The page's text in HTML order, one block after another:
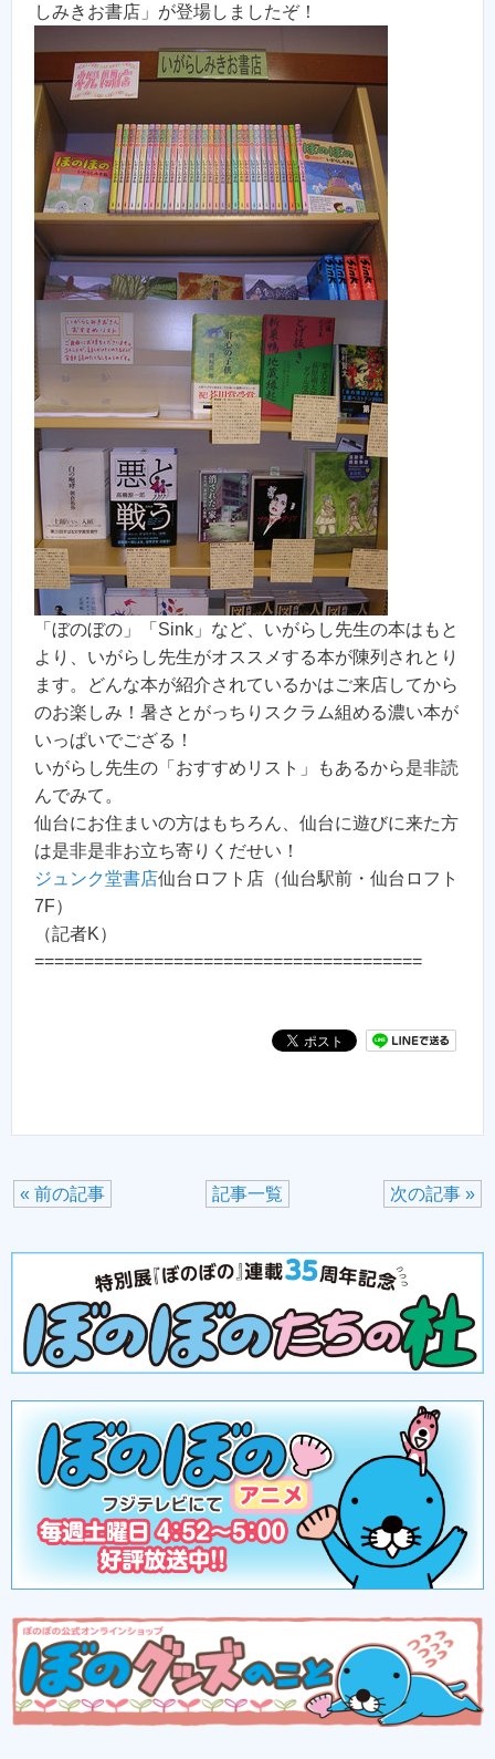
しみきお書店」が登場しましたぞ！
「ぼのぼの」「Sink」など、いがらし先生の本はもと
より、いがらし先生がオススメする本が陳列されとり
ます。どんな本が紹介されているかはご来店してから
のお楽しみ！暑さとがっちりスクラム組める濃い本が
いっぱいでござる！
いがらし先生の「おすすめリスト」もあるから是非読
んでみて。
仙台にお住まいの方はもちろん、仙台に遊びに来た方
は是非是非お立ち寄りくだせい！
ジュンク堂書店仙台ロフト店（仙台駅前・仙台ロフト
7F）
（記者K）
=======================================
次の記事 »
記事一覧
« 前の記事